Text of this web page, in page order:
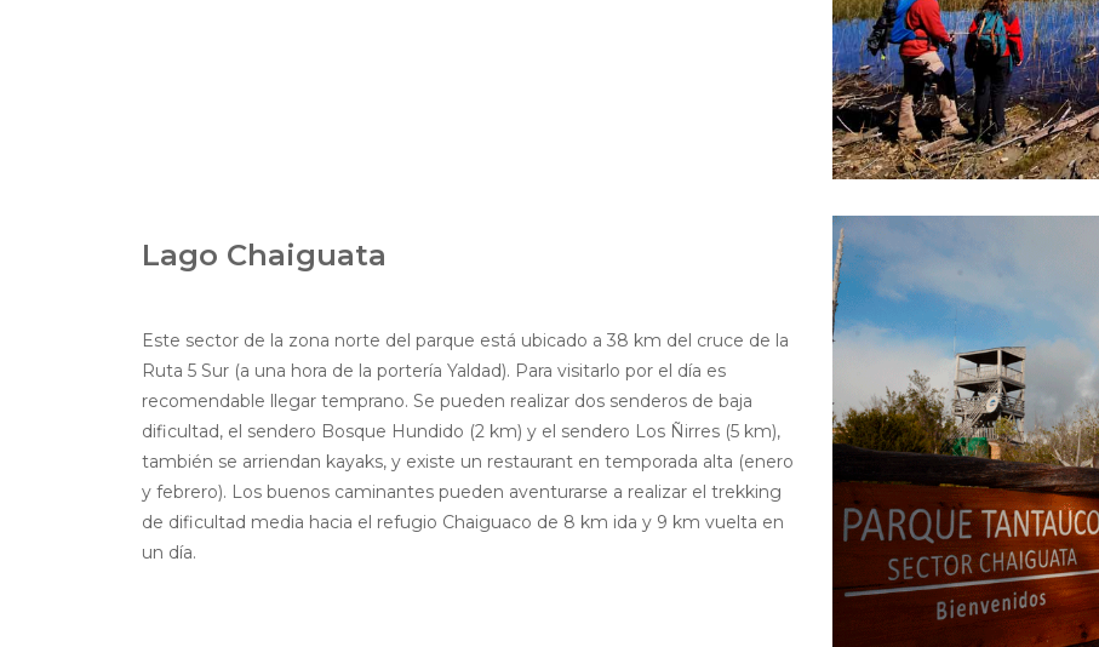
Lago Chaiguata
Este sector de la zona norte del parque está ubicado a 38 km del cruce de la
Ruta 5 Sur (a una hora de la portería Yaldad). Para visitarlo por el día es
recomendable llegar temprano. Se pueden realizar dos senderos de baja
dificultad, el sendero Bosque Hundido (2 km) y el sendero Los Ñirres (5 km),
también se arriendan kayaks, y existe un restaurant en temporada alta (enero
y febrero). Los buenos caminantes pueden aventurarse a realizar el trekking
de dificultad media hacia el refugio Chaiguaco de 8 km ida y 9 km vuelta en
un día.